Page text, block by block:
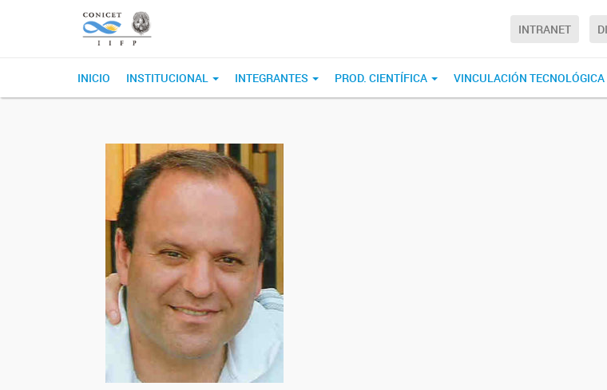
INTRANET
INICIO INSTITUCIONAL INTEGRANTES PROD. CIENTÍFICA VINCULACIÓN TECNOLÓGICA